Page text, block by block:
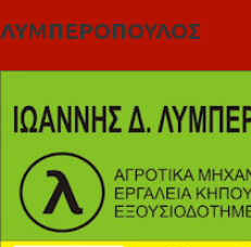
ΛΥΜΠΕΡΟΠΟΥΛΟΣ